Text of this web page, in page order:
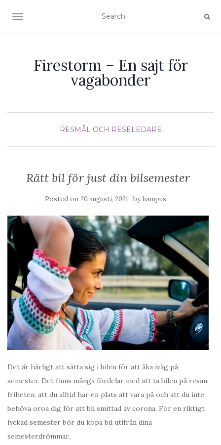
TOGGLE NAVIGATION
Firestorm – En sajt för
vagabonder
RESMÅL OCH RESELEDARE
Rätt bil för just din bilsemester
Posted on 20 augusti, 2021 byhampus
Det är härligt att sätta sig i bilen för att åka iväg på
semester. Det finns många fördelar med att ta bilen på resan:
friheten, att du alltid har en plats att vara på och att du inte
behöva oroa dig för att bli smittad av corona. För en riktigt
lyckad semester bör du köpa bil utifrån dina
semesterdrömmar.